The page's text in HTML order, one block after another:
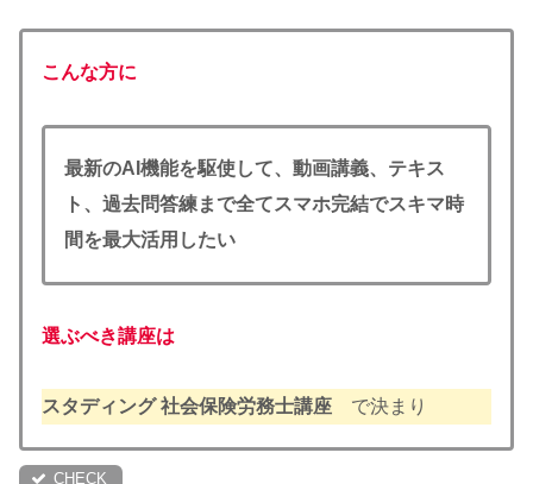
こんな方に
最新のAI機能を駆使して、 動画講義、テキス
ト、過去問答練まで全てスマホ完結でスキマ時
間を最大活用したい
選ぶべき講座は
スタディング 社会保険労務士講座 で決まり